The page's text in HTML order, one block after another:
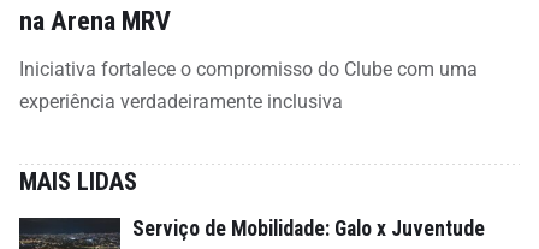
na Arena MRV
Iniciativa fortalece o compromisso do Clube com uma
experiência verdadeiramente inclusiva
MAIS LIDAS
Serviço de Mobilidade: Galo x Juventude